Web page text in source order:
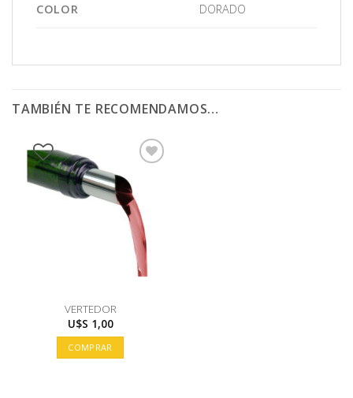
COLOR DORADO
TAMBIÉN TE RECOMENDAMOS…
VERTEDOR
U$S 1,00
COMPRAR